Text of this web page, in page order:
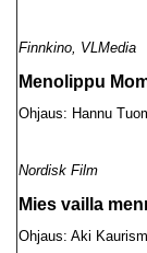
Finnkino, VLMedia
Menolippu
Ohjaus: Hannu
Nordisk Film
Mies vailla
Ohjaus: Aki